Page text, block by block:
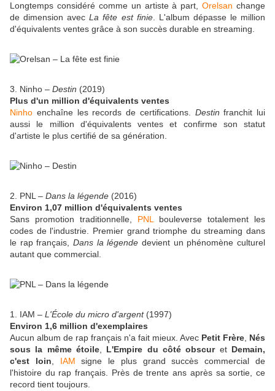
Longtemps considéré comme un artiste à part,Orelsan change
de dimension avecLa fête est finie. L'album dépasse le million
d'équivalents ventes grâce à son succès durable en streaming.
3. Ninho – Destin (2019)
Plus d'un million d'équivalents ventes
Ninho enchaîne les records de certifications. Destin franchit lui
aussi le million d'équivalents ventes et confirme son statut
d'artiste le plus certifié de sa génération.
2. PNL – Dans la légende (2016)
Environ 1,07 million d'équivalents ventes
Sans promotion traditionnelle, PNL
bouleverse totalement les
codes de l'industrie. Premier grand triomphe du streaming dans
le rap français, Dans la légende devient un phénomène culturel
autant que commercial.
1. IAM – L'École du micro d'argent(1997)
Environ 1,6 million d'exemplaires
Aucun album de rap français n'a fait mieux. Avec Petit Frère Nés
sous la même étoile
L'Empire du côté obscuret Demain,
c'est loin
IAM signe le plus grand succès commercial de
l'histoire du rap français. Près de trente ans après sa sortie, ce
record tient toujours.